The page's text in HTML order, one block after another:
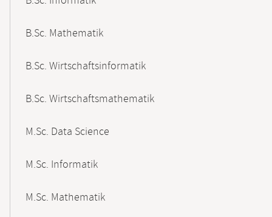
B.Sc. Mathematik
B.Sc. Wirtschaftsinformatik
B.Sc. Wirtschaftsmathematik
M.Sc. Data Science
M.Sc. Informatik
M.Sc. Mathematik